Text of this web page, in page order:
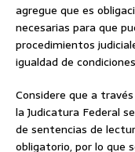
agregue que es
necesarias para que
procedimientos
igualdad de
Considere que a
la Judicatura Federal
de sentencias de
obligatorio, por lo que